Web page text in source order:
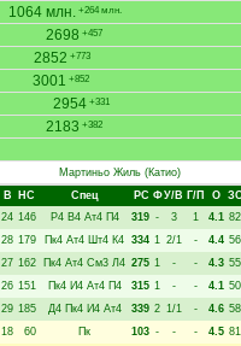
1064 млн. +264 млн.
2698 +457
2852 +773
3001 +852
2954 +331
2183 +382
Мартиньо Жиль (Катио)
В НC Спец РC ФУ/В Г/П О ЗС
24 146 Р4 В4 Ат4 П4 319 - 3 1 4.1 82
28 179 Пк4 Ат4 Шт4 К4 334 1 2/1 - 4.4 56
27 162 Пк4 Ат4 См3 Л4 275 1 - - 4.3 55
26 151 Пк4 И4 Ат4 П4 315 1 - - 4.1 50
29 185 Д4 Пк4 И4 Ат4 339 2 1/1 - 4.6 58
18 60 Пк 103 - - - 4.5 81